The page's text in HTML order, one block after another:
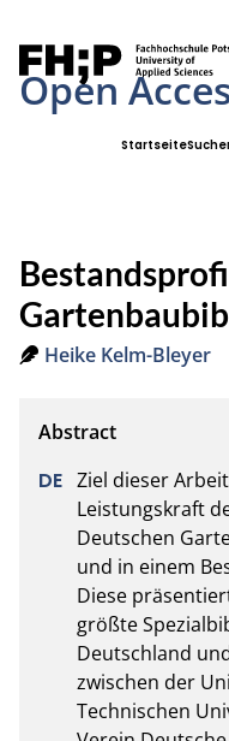
Open
Startseite
Heike Kelm-Bleyer
Ziel dieser
Leistungskraft
Deutschen
und in einem
Diese
größte
Deutschland
zwischen der
Technischen